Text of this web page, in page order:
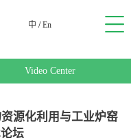
中 /En
Video Center
源化利用与工业炉窑
坛